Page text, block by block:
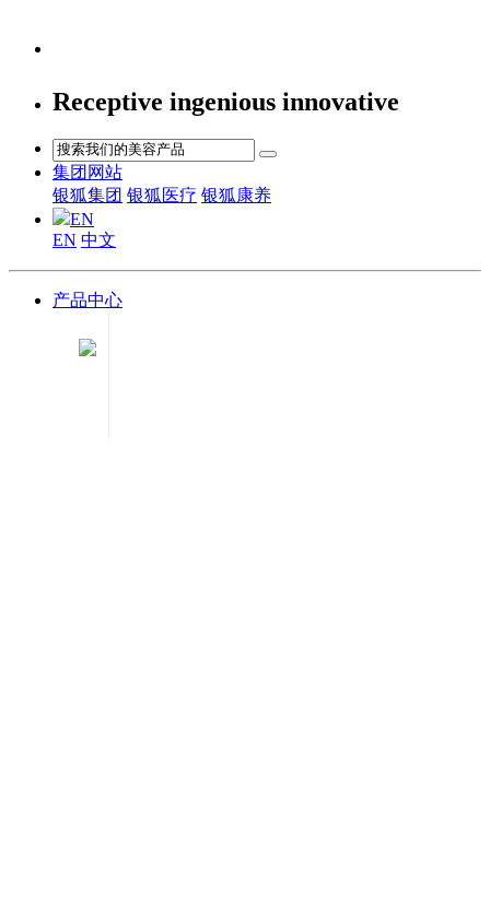
Receptive ingenious innovative
集团网站
银狐集团 银狐医疗 银狐康养
EN
EN 中文
产品中心